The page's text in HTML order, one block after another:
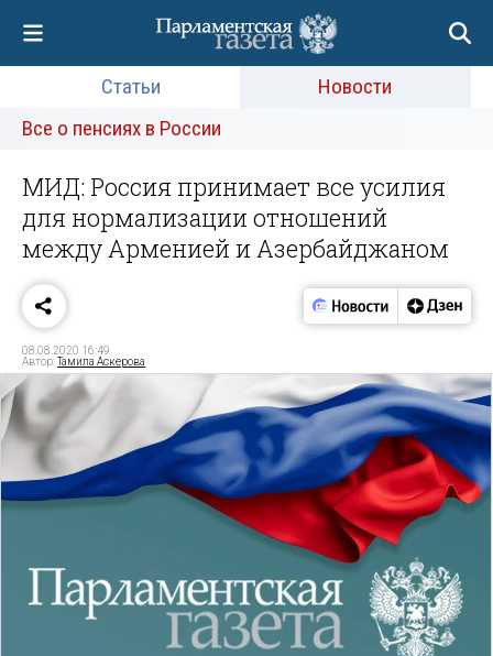
Статьи
Новости
Все о пенсиях в России
МИД: Россия принимает все усилия
для нормализации отношений
между Арменией и Азербайджаном
08.08.2020 16:49
Автор:Тамила Аскерова